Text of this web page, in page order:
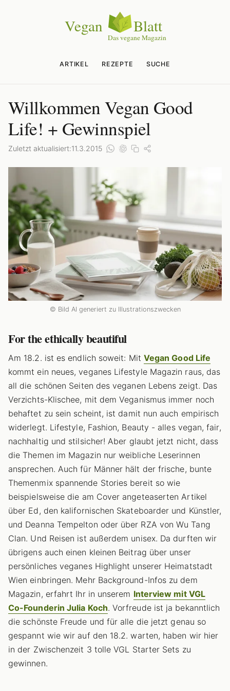
ARTIKEL REZEPTE SUCHE
Willkommen Vegan Good
Life! + Gewinnspiel
Zuletzt aktualisiert:11.3.2015
© Bild AI generiert zu Illustrationszwecken
For the ethically beautiful
Am 18.2. ist es endlich soweit: Mit Vegan Good Life
kommt ein neues, veganes Lifestyle Magazin raus, das
all die schönen Seiten des veganen Lebens zeigt. Das
Verzichts-Klischee, mit dem Veganismus immer noch
behaftet zu sein scheint, ist damit nun auch empirisch
widerlegt. Lifestyle, Fashion, Beauty - alles vegan, fair,
nachhaltig und stilsicher! Aber glaubt jetzt nicht, dass
die Themen im Magazin nur weibliche Leserinnen
ansprechen. Auch für Männer hält der frische, bunte
Themenmix spannende Stories bereit so wie
beispielsweise die am Cover angeteaserten Artikel
über Ed, den kalifornischen Skateboarder und Künstler,
und Deanna Tempelton oder über RZA von Wu Tang
Clan. Und Reisen ist außerdem unisex. Da durften wir
übrigens auch einen kleinen Beitrag über unser
persönliches veganes Highlight unserer Heimatstadt
Wien einbringen. Mehr Background-Infos zu dem
Magazin, erfahrt Ihr in unserem Interview mit VGL
Co-Founderin Julia Koch. Vorfreude ist ja bekanntlich
die schönste Freude und für alle die jetzt genau so
gespannt wie wir auf den 18.2. warten, haben wir hier
in der Zwischenzeit 3 tolle VGL Starter Sets zu
gewinnen.